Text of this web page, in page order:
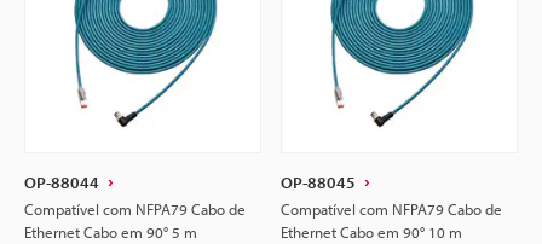
OP-88044
Compatível com NFPA79 Cabo de
Ethernet Cabo em 90° 5 m
OP-88045
Compatível com NFPA79 Cabo de
Ethernet Cabo em 90° 10 m